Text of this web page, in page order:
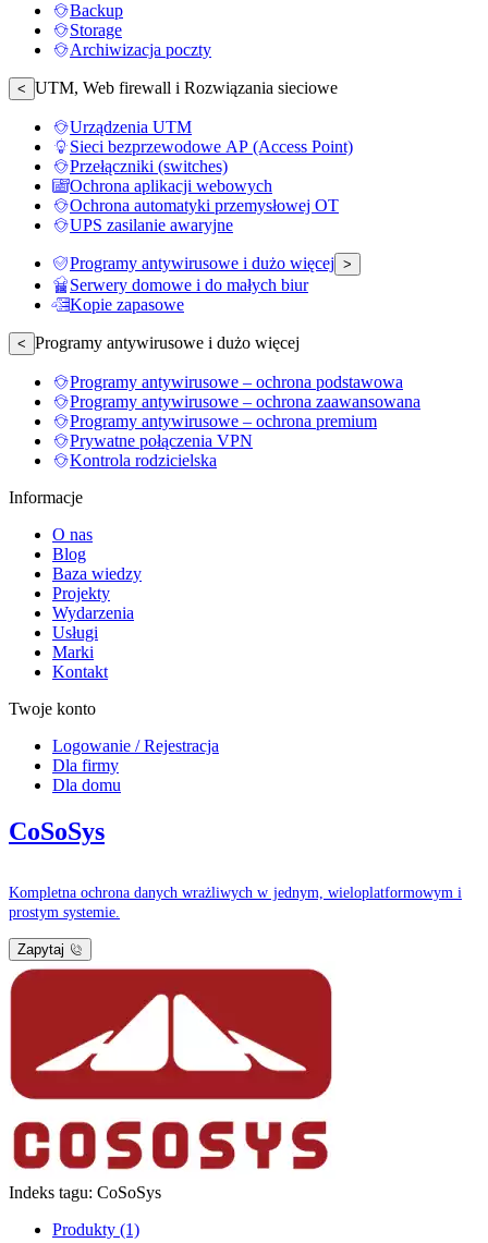
Backup
Storage
Archiwizacja poczty
< UTM, Web firewall i Rozwiązania sieciowe
Urządzenia UTM
Sieci bezprzewodowe AP (Access Point)
Przełączniki (switches)
Ochrona aplikacji webowych
Ochrona automatyki przemysłowej OT
UPS zasilanie awaryjne
Programy antywirusowe i dużo więcej >
Serwery domowe i do małych biur
Kopie zapasowe
< Programy antywirusowe i dużo więcej
Programy antywirusowe – ochrona podstawowa
Programy antywirusowe – ochrona zaawansowana
Programy antywirusowe – ochrona premium
Prywatne połączenia VPN
Kontrola rodzicielska
Informacje
O nas
Blog
Baza wiedzy
Projekty
Wydarzenia
Usługi
Marki
Kontakt
Twoje konto
Logowanie / Rejestracja
Dla firmy
Dla domu
CoSoSys
Kompletna ochrona danych wrażliwych w jednym, wieloplatformowym i
prostym systemie.
Zapytaj
Indeks tagu: CoSoSys
Produkty (1)